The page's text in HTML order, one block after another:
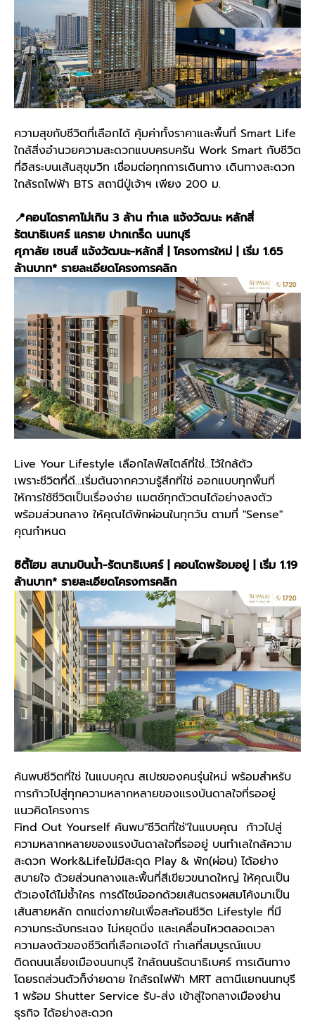
ความสุขกับชีวิตที่เลือกได้ คุ้มค่าทั้งราคาและพื้นที่ Smart Life
ใกล้สิ่งอำนวยความสะดวกแบบครบครัน Work Smart กับชีวิต
ที่อิสระบนเส้นสุขุมวิท เชื่อมต่อทุกการเดินทาง เดินทางสะดวก
ใกล้รถไฟฟ้า BTS สถานีปู่เจ้าฯ ​เพียง 200 ม.
📍คอนโดราคาไม่เกิน 3 ล้าน ทำเล แจ้งวัฒนะ หลักสี่
รัตนาธิเบศร์ แคราย ปากเกร็ด นนทบุรี
ศุภาลัย เซนส์ แจ้งวัฒนะ-หลักสี่ | โครงการใหม่ | เริ่ม 1.65
ล้านบาท* รายละเอียดโครงการคลิก
Live Your Lifestyle เลือกไลฟ์สไตล์ที่ใช่...ไว้ใกล้ตัว
เพราะชีวิตที่ดี…เริ่มต้นจากความรู้สึกที่ใช่ ออกแบบทุกพื้นที่
ให้การใช้ชีวิตเป็นเรื่องง่าย แมตช์ทุกตัวตนได้อย่างลงตัว
พร้อมส่วนกลาง ให้คุณได้พักผ่อนในทุกวัน ตามที่ "Sense"
คุณกำหนด
ซิตี้โฮม สนามบินน้ำ-รัตนาธิเบศร์ | คอนโดพร้อมอยู่ | เริ่ม 1.19
ล้านบาท* รายละเอียดโครงการคลิก
ค้นพบชีวิตที่ใช่ ในแบบคุณ สเปซของคนรุ่นใหม่ พร้อมสำหรับ
การก้าวไปสู่ทุกความหลากหลายของแรงบันดาลใจที่รออยู่
แนวคิดโครงการ
Find Out Yourself ค้นพบ"ชีวิตที่ใช่"ในแบบคุณ ก้าวไปสู่
ความหลากหลายของแรงบันดาลใจที่รออยู่ บนทำเลใกล้ความ
สะดวก Work&Lifeไม่มีสะดุด Play & พัก(ผ่อน) ได้อย่าง
สบายใจ ด้วยส่วนกลางและพื้นที่สีเขียวขนาดใหญ่ ให้คุณเป็น
ตัวเองได้ไม่ซ้ำใคร การดีไซน์ออกด้วยเส้นตรงผสมโค้งมาเป็น
เส้นสายหลัก ตกแต่งภายในเพื่อสะท้อนชีวิต Lifestyle ที่มี
ความกระฉับกระเฉง ไม่หยุดนิ่ง และเคลื่อนไหวตลอดเวลา
ความลงตัวของชีวิตที่เลือกเองได้ ทำเลที่สมบูรณ์แบบ
ติดถนนเลี่ยงเมืองนนทบุรี ใกล้ถนนรัตนาธิเบศร์ การเดินทาง
โดยรถส่วนตัวก็ง่ายดาย ใกล้รถไฟฟ้า MRT สถานีแยกนนทบุรี
1 พร้อม Shutter Service รับ-ส่ง เข้าสู่ใจกลางเมืองย่าน
ธุรกิจ ได้อย่างสะดวก